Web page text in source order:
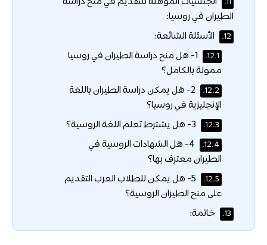
الطيران في روسيا:
12. الأسئلة الشائعة:
12.1.
1- هل منح دراسة الطيران في روسيا
ممولة بالكامل؟
12.2.
2- هل يمكن دراسة الطيران باللغة
الإنجليزية في روسيا؟
12.3.
12.4.
4- هل الشهادات الروسية في
الطيران معترف بها؟
12.5.
5- هل يمكن للطلاب العرب التقديم
على منح الطيران الروسية؟
13. خاتمة: